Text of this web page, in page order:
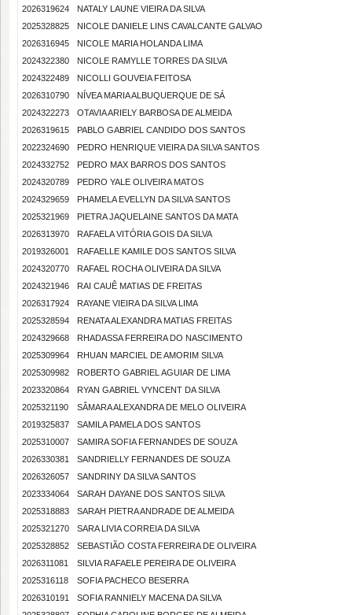
2026319624
NATALY LAUNE VIEIRA DA SILVA
2025328825
NICOLE DANIELE LINS CAVALCANTE GALVAO
2026316945
NICOLE MARIA HOLANDA LIMA
2024322380
NICOLE RAMYLLE TORRES DA SILVA
2024322489
NICOLLI GOUVEIA FEITOSA
2026310790
NÍVEA MARIA ALBUQUERQUE DE SÁ
2024322273
OTAVIA ARIELY BARBOSA DE ALMEIDA
2026319615
PABLO GABRIEL CANDIDO DOS SANTOS
2022324690
PEDRO HENRIQUE VIEIRA DA SILVA SANTOS
2024332752
PEDRO MAX BARROS DOS SANTOS
2024320789
PEDRO YALE OLIVEIRA MATOS
2024329659
PHAMELA EVELLYN DA SILVA SANTOS
2025321969
PIETRA JAQUELAINE SANTOS DA MATA
2026313970
RAFAELA VITÓRIA GOIS DA SILVA
2019326001
RAFAELLE KAMILE DOS SANTOS SILVA
2024320770
RAFAEL ROCHA OLIVEIRA DA SILVA
2024321946
RAI CAUÊ MATIAS DE FREITAS
2026317924
RAYANE VIEIRA DA SILVA LIMA
2025328594
RENATA ALEXANDRA MATIAS FREITAS
2024329668
RHADASSA FERREIRA DO NASCIMENTO
2025309964
RHUAN MARCIEL DE AMORIM SILVA
2025309982
ROBERTO GABRIEL AGUIAR DE LIMA
2023320864
RYAN GABRIEL VYNCENT DA SILVA
2025321190
SÂMARA ALEXANDRA DE MELO OLIVEIRA
2019325837
SAMILA PAMELA DOS SANTOS
2025310007
SAMIRA SOFIA FERNANDES DE SOUZA
2026330381
SANDRIELLY FERNANDES DE SOUZA
2026326057
SANDRINY DA SILVA SANTOS
2023334064
SARAH DAYANE DOS SANTOS SILVA
2025318883
SARAH PIETRA ANDRADE DE ALMEIDA
2025321270
SARA LIVIA CORREIA DA SILVA
2025328852
SEBASTIÃO COSTA FERREIRA DE OLIVEIRA
2026311081
SILVIA RAFAELE PEREIRA DE OLIVEIRA
2025316118
SOFIA PACHECO BESERRA
2026310191
SOFIA RANNIELY MACENA DA SILVA